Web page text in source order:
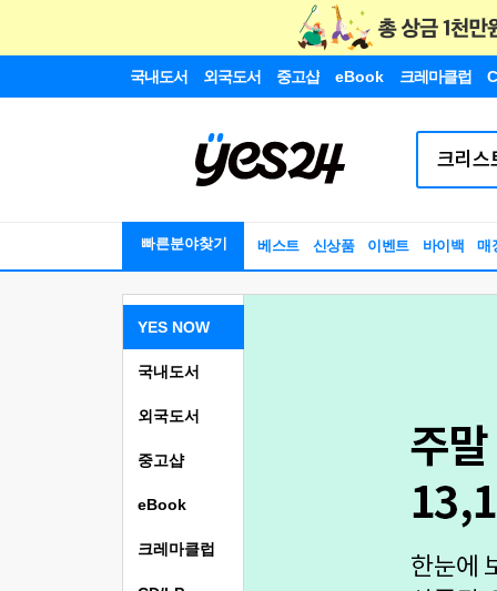
국내도서 외국도서 중고샵 eBook 크레마클럽
빠른분야찾기 베스트 신상품 이벤트 바이백 매
YES NOW
국내도서
외국도서
중고샵
eBook
크레마클럽